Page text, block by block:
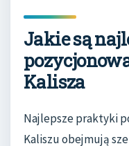
Jakie są
Kalisza
Najlepsze praktyki
Kaliszu obejmują